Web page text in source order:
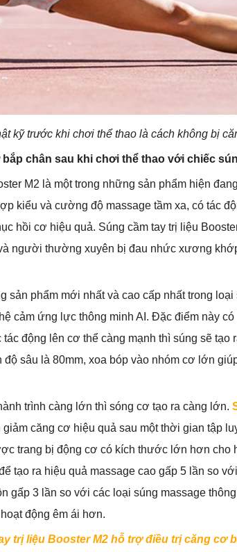
kỹ trước khi chơi thể thao là cách không bị
chân sau khi chơi thể thao với chiếc
M2 là một trong những sản phẩm hiện
kiểu và cường độ massage tầm xa, có tác
hồi cơ hiệu quả. Súng cầm tay trị liệu
người thường xuyên bị đau nhức xương
sản phẩm mới nhất và cao cấp nhất trong
cảm ứng lực thông minh AI. Đặc điểm này
động lên cơ thể càng mạnh thì súng sẽ tạo
sâu là 80mm, xoa bóp vào nhóm cơ lớn
trình càng lớn thì sóng cơ tạo ra càng lớn.
căng cơ hiệu quả sau một thời gian tập
trang bị động cơ có kích thước lớn hơn cho
tạo ra hiệu quả massage cao gấp 5 lần so
gấp 3 lần so với các loại súng massage
động êm ái hơn.
trị liệu Booster M2 hỗ trợ điều trị căng cơ